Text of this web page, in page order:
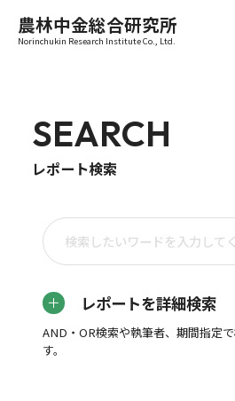
農林中金総合研究所
Norinchukin Research Institute Co., Ltd.
SEARCH
レポート検索
レポートを詳細検索
AND・OR検索や執筆者、期間指定
す。